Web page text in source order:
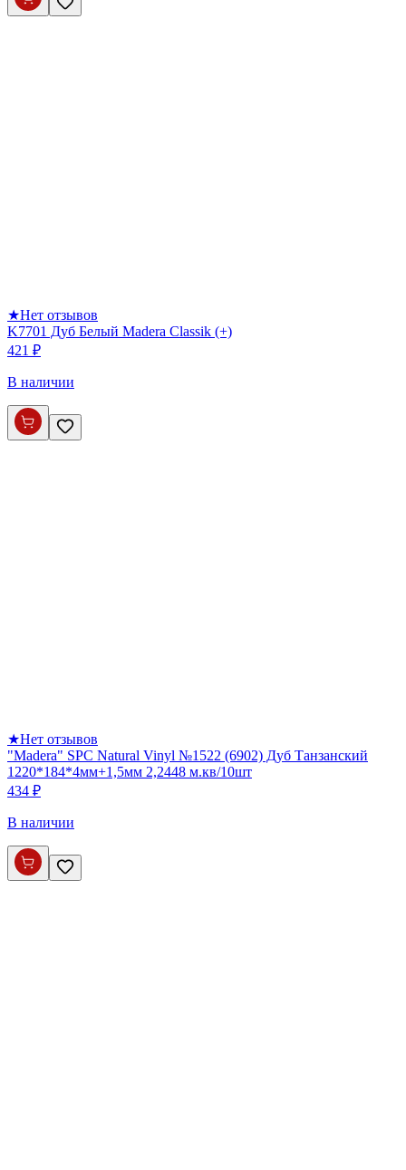
★Нет отзывов
K7701 Дуб Белый Madera Classik (+)
421 ₽
В наличии
★Нет отзывов
"Madera" SPC Natural Vinyl №1522 (6902) Дуб Танзанский
1220*184*4мм+1,5мм 2,2448 м.кв/10шт
434 ₽
В наличии